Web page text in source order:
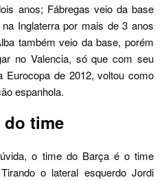
anos; Fábregas veio da base
Inglaterra por mais de 3 anos
também veio da base, porém
no Valencia, só que com seu
Eurocopa de 2012, voltou como
espanhola.
do time
o time do Barça é o time
o lateral esquerdo Jordi